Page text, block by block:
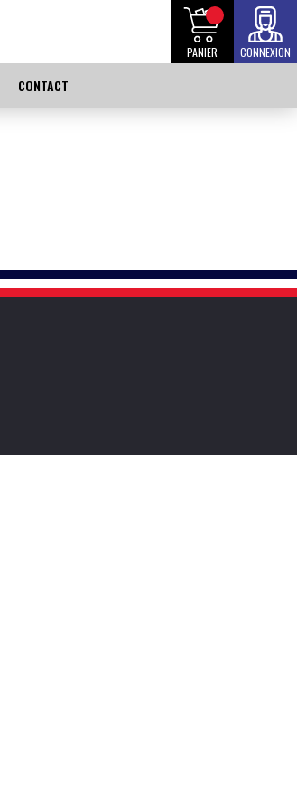
PANIER CONNEXION
CONTACT